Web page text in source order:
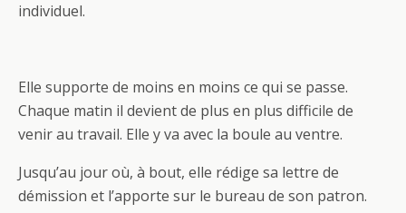
individuel.
Elle supporte de moins en moins ce qui se passe.
Chaque matin il devient de plus en plus difficile de
venir au travail. Elle y va avec la boule au ventre.
Jusqu’au jour où, à bout, elle rédige sa lettre de
démission et l’apporte sur le bureau de son patron.